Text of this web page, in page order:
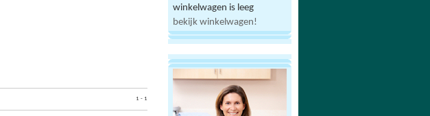
1 - 1
winkelwagen is leeg
bekijk winkelwagen!